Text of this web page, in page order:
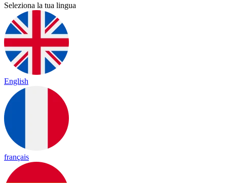
Seleziona la tua lingua
English
français